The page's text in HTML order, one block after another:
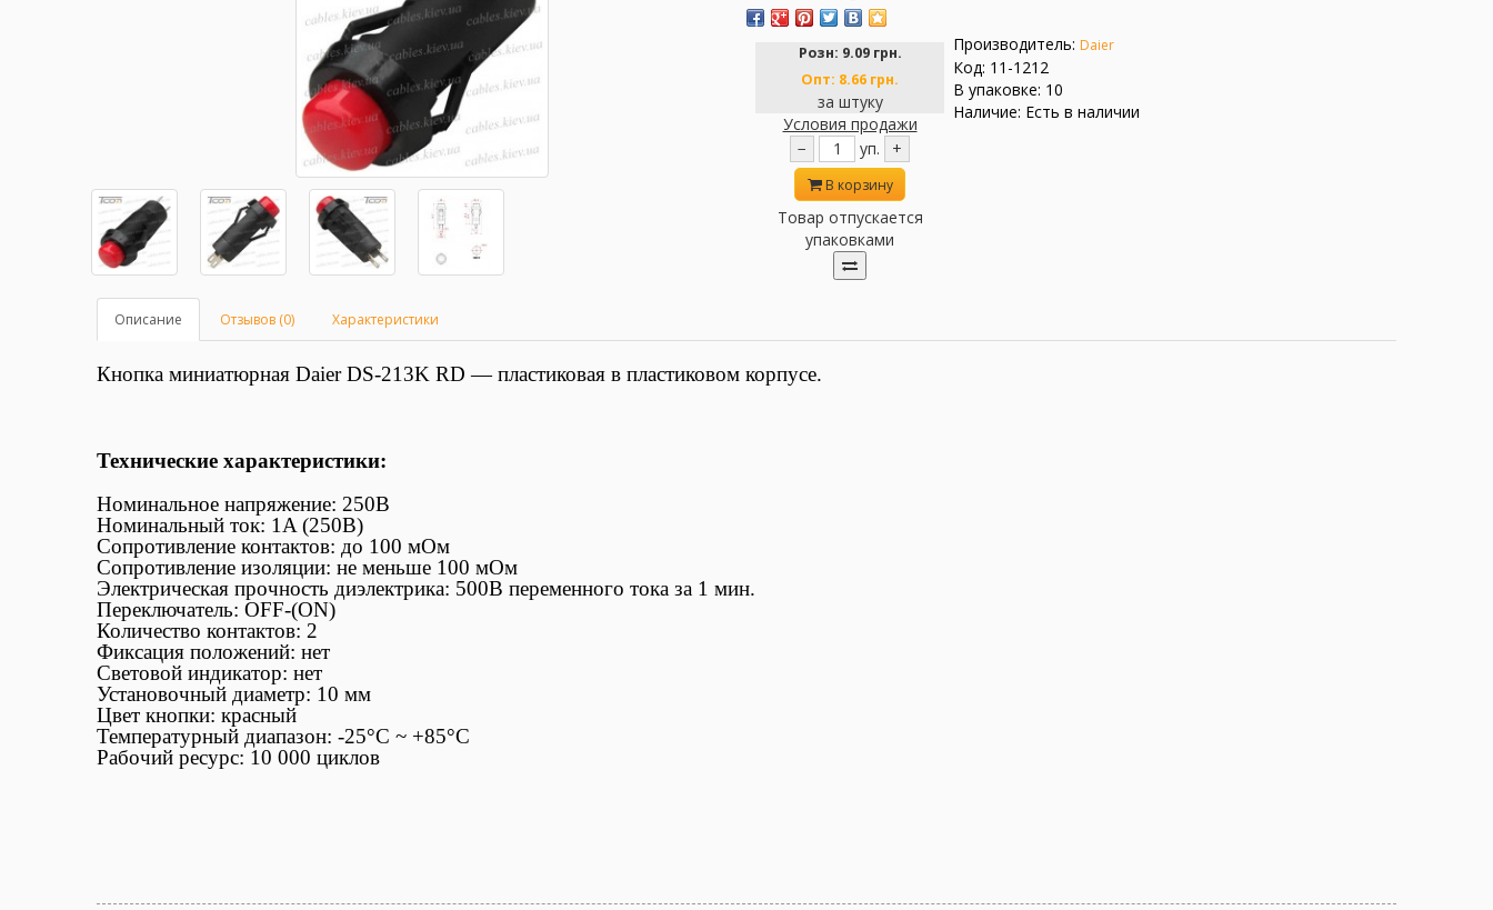
Розн: 9.09 грн.
Опт: 8.66 грн.
за штуку
Условия продажи
−
уп. +
В корзину
Товар отпускается
упаковками
Производитель: Daier
Код: 11-1212
В упаковке: 10
Наличие: Есть в наличии
Описание Отзывов (0) Характеристики
Кнопка миниатюрная Daier DS-213K RD — пластиковая в пластиковом корпусе.
Технические характеристики:
Номинальное напряжение: 250В
Номинальный ток: 1A (250В)
Сопротивление контактов: до 100 мОм
Сопротивление изоляции: не меньше 100 мОм
Электрическая прочность диэлектрика: 500В переменного тока за 1 мин.
Переключатель: OFF-(ON)
Количество контактов: 2
Фиксация положений: нет
Световой индикатор: нет
Установочный диаметр: 10 мм
Цвет кнопки: красный
Температурный диапазон: -25°С ~ +85°C
Рабочий ресурс: 10 000 циклов